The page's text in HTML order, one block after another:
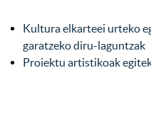
Kultura elkarteei urteko
garatzeko diru-laguntzak
Proiektu artistikoak